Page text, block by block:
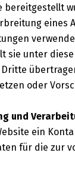
bereitgestellt
eines
sie unter
oder
und
ein
für die zur